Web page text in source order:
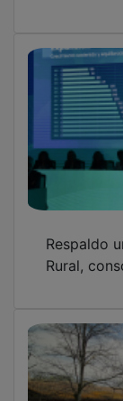
joven y
'Campus